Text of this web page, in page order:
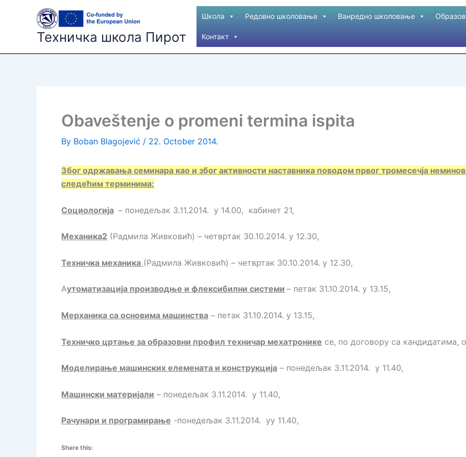
Техничка школа Пирот
Школа Редовно школовање Ванредно школовање
Контакт
Obaveštenje o promeni termina ispita
By Boban Blagojević / 22. October 2014.
Због одржавања семинара као и због активности наставника поводом првог тромесечја
следећим терминима:
Социологија – понедељак 3.11.2014. у 14.00, кабинет 21,
Механика2 (Радмила Живковић) – четвртак 30.10.2014. у 12.30,
Техничка механика (Радмила Живковић) – четвртак 30.10.2014. у 12.30,
Аутоматизација производње и флексибилни системи – петак 31.10.2014. у 13.15,
Мерханика са основима машинства – петак 31.10.2014. у 13.15,
Техничко цртање за образовни профил техничар мехатронике се, по договору са кандидатима,
Моделирање машинских елемената и конструкција – понедељак 3.11.2014. у 11.40,
Машински материјали – понедељак 3.11.2014. у 11.40,
Рачунари и програмирање -понедељак 3.11.2014. уу 11.40,
Share this: